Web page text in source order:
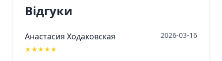
Відгуки
Анастасия Ходаковская
★★★★★
2026-03-16